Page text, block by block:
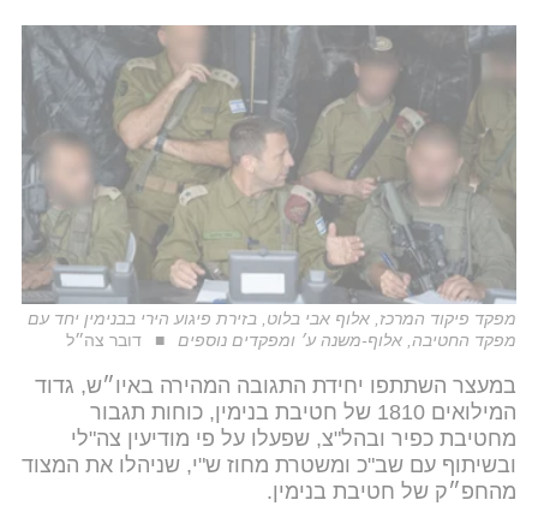
מפקד פיקוד המרכז, אלוף אבי בלוט, בזירת פיגוע הירי בבנימין יחד עם
מפקד החטיבה, אלוף-משנה ע׳ ומפקדים נוספים
דובר צה״ל
במעצר השתתפו יחידת התגובה המהירה באיו״ש, גדוד
המילואים 1810 של חטיבת בנימין, כוחות תגבור
מחטיבת כפיר ובהל"צ, שפעלו על פי מודיעין צה"לי
ובשיתוף עם שב"כ ומשטרת מחוז ש"י, שניהלו את המצוד
מהחפ״ק של חטיבת בנימין.